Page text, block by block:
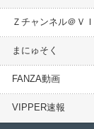
Ｚチャンネル＠Ｖ
まにゅそく
FANZA動画
VIPPER速報